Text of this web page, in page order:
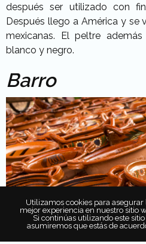
después ser utilizado con
Después llego a América y se
mexicanas. El peltre
blanco y negro.
Barro
Utilizamos cookies para asegurar
mejor experiencia en nuestro sitio
Si continúas utilizando este sitio
asumiremos que estás de